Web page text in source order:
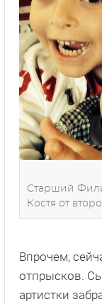
Старший
Костя от
Впрочем,
отпрысков.
артистки